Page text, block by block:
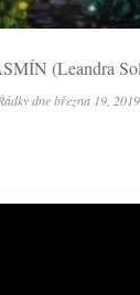
(Leandra
dnebřezna 19, 2019